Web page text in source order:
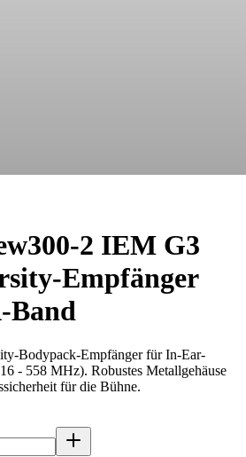
2 IEM G3
Empfänger
Band
Bodypack-Empfänger für In-Ear-
- 558 MHz). Robustes Metallgehäuse
für die Bühne.